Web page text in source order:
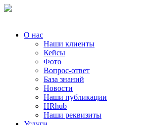
О нас
Наши клиенты
Кейсы
Фото
Вопрос-ответ
База знаний
Новости
Наши публикации
HRhub
Наши реквизиты